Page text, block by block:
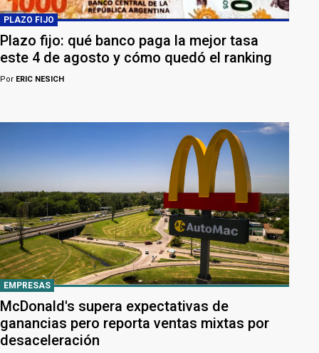
PLAZO FIJO
Plazo fijo: qué banco paga la mejor tasa
este 4 de agosto y cómo quedó el ranking
Por ERIC NESICH
EMPRESAS
McDonald's supera expectativas de
ganancias pero reporta ventas mixtas por
desaceleración